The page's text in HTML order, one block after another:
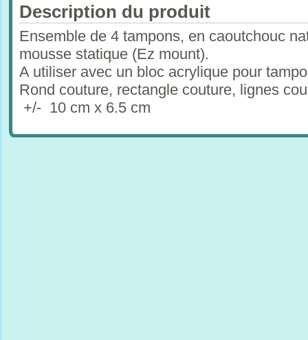
Description du produit
Ensemble de 4 tampons, en caoutchouc
mousse statique (Ez mount).
A utiliser avec un bloc acrylique pour
Rond couture, rectangle couture, lignes
+/- 10 cm x 6.5 cm